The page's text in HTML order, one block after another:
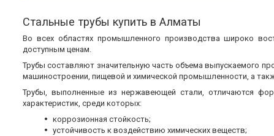
Стальные трубы купить в Алматы
Во всех областях промышленного производства широко
доступным ценам.
Трубы составляют значительную часть объема выпускаемого
машиностроении, пищевой и химической промышленности, а
Трубы, выполненные из нержавеющей стали, отличаются
характеристик, среди которых:
коррозионная стойкость;
устойчивость к воздействию химических веществ;